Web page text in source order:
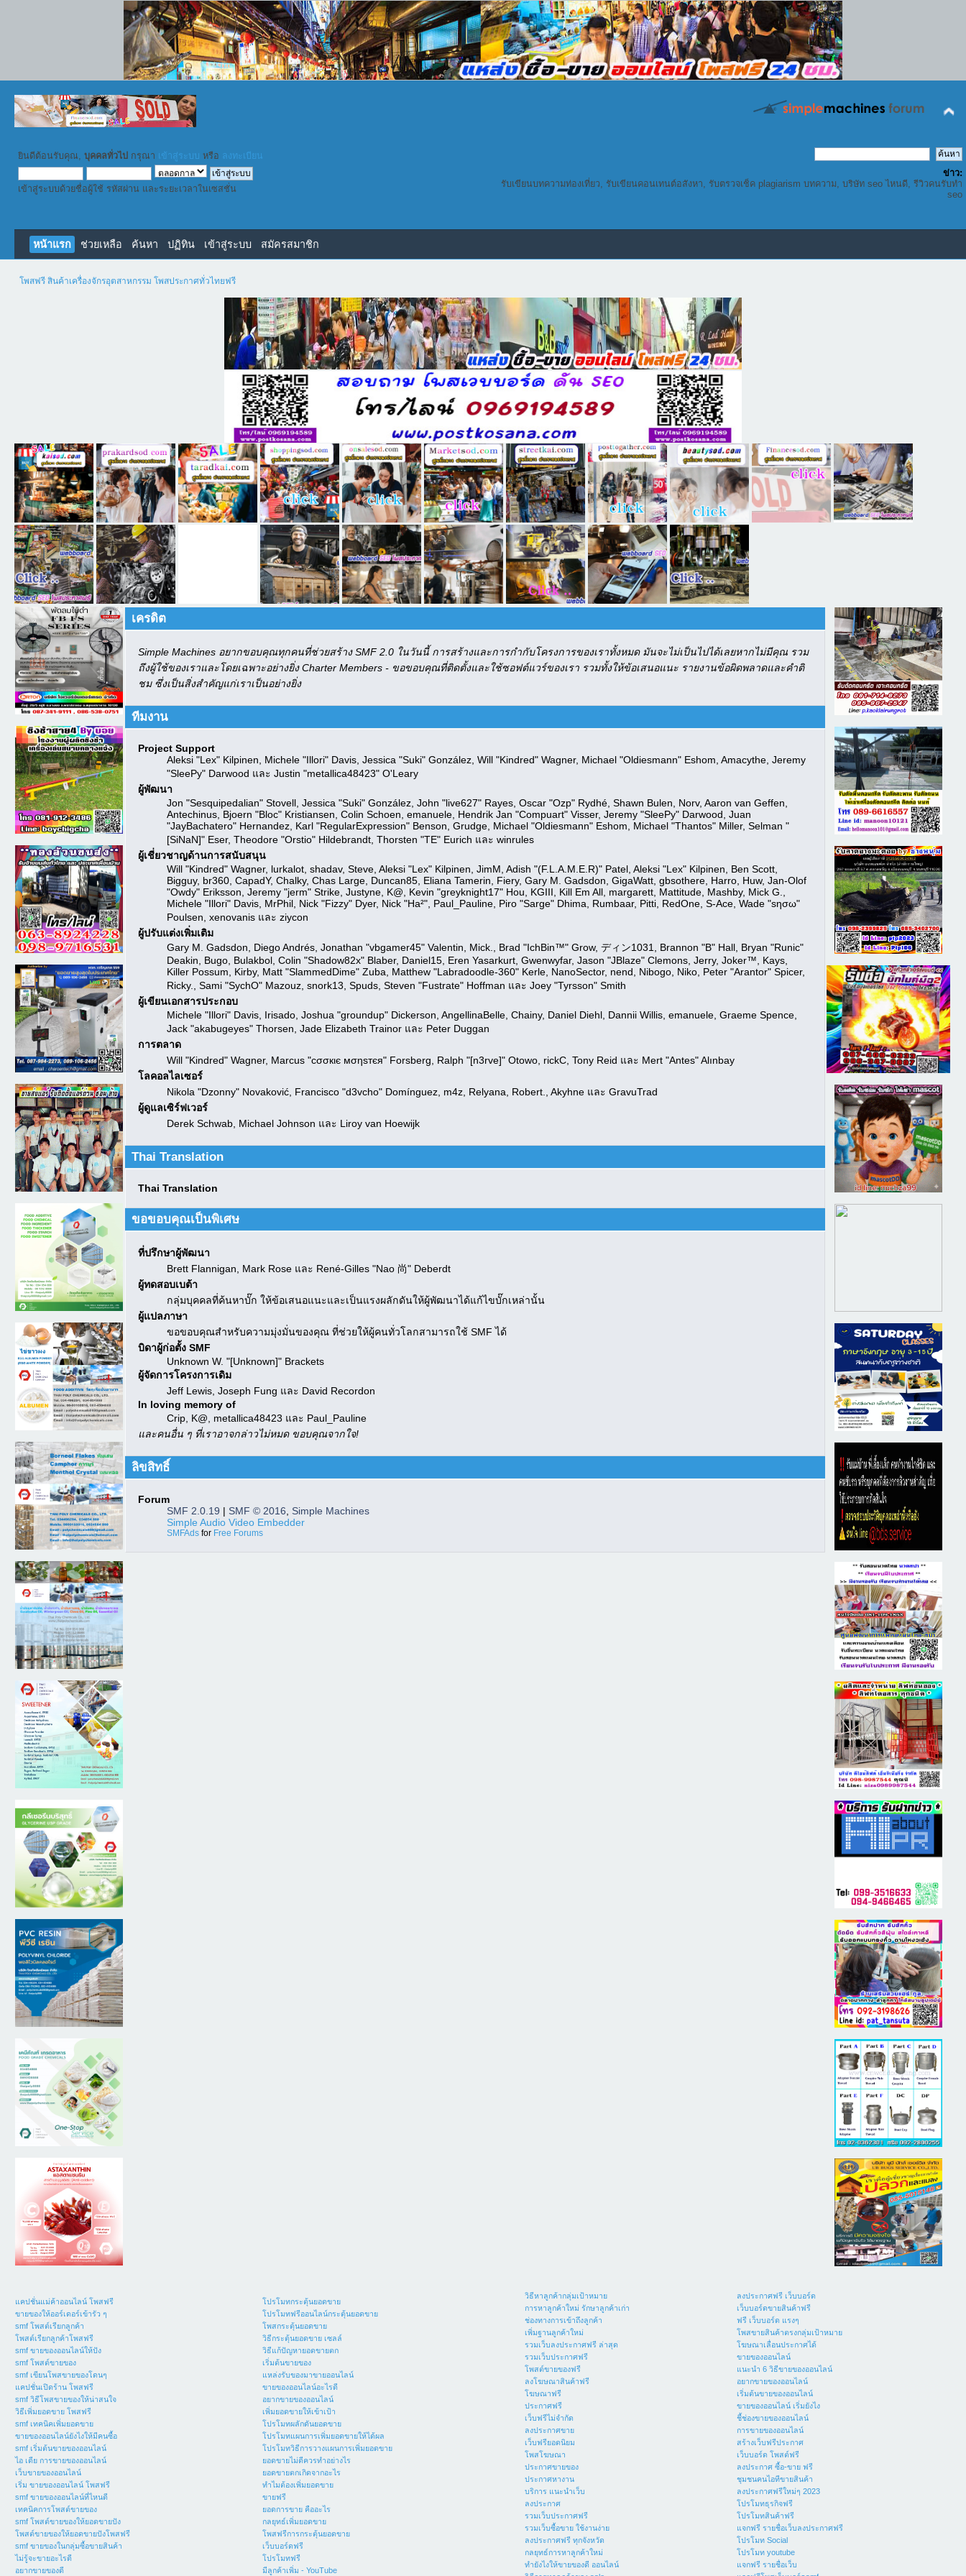
ยินดีต้อนรับคุณ, บุคคลทั่วไป กรุณา เข้าสู่ระบบ หรือ ลงทะเบียน
เข้าสู่ระบบด้วยชื่อผู้ใช้ รหัสผ่าน และระยะเวลาในเซสชั่น
ข่าว:
รับเขียนบทความท่องเที่ยว, รับเขียนคอนเทนต์อสังหา, รับตรวจเช็ค plagiarism บทความ, บริษัท seo ไหนดี, รีวิวคนรับทำ
seo
หน้าแรก ช่วยเหลือ ค้นหา ปฏิทิน เข้าสู่ระบบ สมัครสมาชิก
โพสฟรี สินค้าเครื่องจักรอุตสาหกรรม โพสประกาศทั่วไทยฟรี
เครดิต
Simple Machines อยากขอบคุณทุกคนที่ช่วยสร้าง SMF 2.0 ในวันนี้ การสร้างและการกำกับโครงการของเราทั้งหมด มันจะไม่เป็นไปได้เลยหากไม่มีคุณ รวม
ถึงผู้ใช้ของเราและโดยเฉพาะอย่างยิ่ง Charter Members - ขอขอบคุณที่ติดตั้งและใช้ซอฟต์แวร์ของเรา รวมทั้งให้ข้อเสนอแนะ รายงานข้อผิดพลาดและคำติ
ชม ซึ่งเป็นสิ่งสำคัญแก่เราเป็นอย่างยิ่ง
ทีมงาน
Project Support
Aleksi "Lex" Kilpinen, Michele "Illori" Davis, Jessica "Suki" González, Will "Kindred" Wagner, Michael "Oldiesmann" Eshom, Amacythe, Jeremy
"SleePy" Darwood และ Justin "metallica48423" O'Leary
ผู้พัฒนา
Jon "Sesquipedalian" Stovell, Jessica "Suki" González, John "live627" Rayes, Oscar "Ozp" Rydhé, Shawn Bulen, Norv, Aaron van Geffen,
Antechinus, Bjoern "Bloc" Kristiansen, Colin Schoen, emanuele, Hendrik Jan "Compuart" Visser, Jeremy "SleePy" Darwood, Juan
"JayBachatero" Hernandez, Karl "RegularExpression" Benson, Grudge, Michael "Oldiesmann" Eshom, Michael "Thantos" Miller, Selman "
[SiNaN]" Eser, Theodore "Orstio" Hildebrandt, Thorsten "TE" Eurich และ winrules
ผู้เชี่ยวชาญด้านการสนับสนุน
Will "Kindred" Wagner, lurkalot, shadav, Steve, Aleksi "Lex" Kilpinen, JimM, Adish "(F.L.A.M.E.R)" Patel, Aleksi "Lex" Kilpinen, Ben Scott,
Bigguy, br360, CapadY, Chalky, Chas Large, Duncan85, Eliana Tamerin, Fiery, Gary M. Gadsdon, GigaWatt, gbsothere, Harro, Huw, Jan-Olof
"Owdy" Eriksson, Jeremy "jerm" Strike, Justyne, K@, Kevin "greyknight17" Hou, KGIII, Kill Em All, margarett, Mattitude, Mashby, Mick G.,
Michele "Illori" Davis, MrPhil, Nick "Fizzy" Dyer, Nick "Ha²", Paul_Pauline, Piro "Sarge" Dhima, Rumbaar, Pitti, RedOne, S-Ace, Wade "sησω"
Poulsen, xenovanis และ ziycon
ผู้ปรับแต่งเพิ่มเติม
Gary M. Gadsdon, Diego Andrés, Jonathan "vbgamer45" Valentin, Mick., Brad "IchBin™" Grow, ディン1031, Brannon "B" Hall, Bryan "Runic"
Deakin, Bugo, Bulakbol, Colin "Shadow82x" Blaber, Daniel15, Eren Yasarkurt, Gwenwyfar, Jason "JBlaze" Clemons, Jerry, Joker™, Kays,
Killer Possum, Kirby, Matt "SlammedDime" Zuba, Matthew "Labradoodle-360" Kerle, NanoSector, nend, Nibogo, Niko, Peter "Arantor" Spicer,
Ricky., Sami "SychO" Mazouz, snork13, Spuds, Steven "Fustrate" Hoffman และ Joey "Tyrsson" Smith
ผู้เขียนเอกสารประกอบ
Michele "Illori" Davis, Irisado, Joshua "groundup" Dickerson, AngellinaBelle, Chainy, Daniel Diehl, Dannii Willis, emanuele, Graeme Spence,
Jack "akabugeyes" Thorsen, Jade Elizabeth Trainor และ Peter Duggan
การตลาด
Will "Kindred" Wagner, Marcus "cσσкιє мσηѕтєя" Forsberg, Ralph "[n3rve]" Otowo, rickC, Tony Reid และ Mert "Antes" Alınbay
โลคอลไลเซอร์
Nikola "Dzonny" Novaković, Francisco "d3vcho" Domínguez, m4z, Relyana, Robert., Akyhne และ GravuTrad
ผู้ดูแลเซิร์ฟเวอร์
Derek Schwab, Michael Johnson และ Liroy van Hoewijk
Thai Translation
Thai Translation
ขอขอบคุณเป็นพิเศษ
ที่ปรึกษาผู้พัฒนา
Brett Flannigan, Mark Rose และ René-Gilles "Nao 尚" Deberdt
ผู้ทดสอบเบต้า
กลุ่มบุคคลที่ค้นหาบั๊ก ให้ข้อเสนอแนะและเป็นแรงผลักดันให้ผู้พัฒนาได้แก้ไขบั๊กเหล่านั้น
ผู้แปลภาษา
ขอขอบคุณสำหรับความมุ่งมั่นของคุณ ที่ช่วยให้ผู้คนทั่วโลกสามารถใช้ SMF ได้
บิดาผู้ก่อตั้ง SMF
Unknown W. "[Unknown]" Brackets
ผู้จัดการโครงการเดิม
Jeff Lewis, Joseph Fung และ David Recordon
In loving memory of
Crip, K@, metallica48423 และ Paul_Pauline
และคนอื่น ๆ ที่เราอาจกล่าวไม่หมด ขอบคุณจากใจ!
ลิขสิทธิ์
Forum
SMF 2.0.19 | SMF © 2016
Simple Machines
Simple Audio Video Embedder
SMFAdsfor Free Forums
แคปชั่นแม่ค้าออนไลน์ โพสฟรี
ขายของให้ออร์เดอร์เข้ารัว ๆ
smf โพสต์เรียกลูกค้า
โพสต์เรียกลูกค้าโพสฟรี
smf ขายของออนไลน์ให้ปัง
smf โพสต์ขายของ
smf เขียนโพสขายของโดนๆ
แคปชั่นเปิดร้าน โพสฟรี
smf วิธีโพสขายของให้น่าสนใจ
วิธีเพิ่มยอดขาย โพสฟรี
smf เทคนิคเพิ่มยอดขาย
ขายของออนไลน์ยังไงให้มีคนซื้อ
smf เริ่มต้นขายของออนไลน์
ไอ เดีย การขายของออนไลน์
เว็บขายของออนไลน์
เริ่ม ขายของออนไลน์ โพสฟรี
smf ขายของออนไลน์ที่ไหนดี
เทคนิคการโพสต์ขายของ
smf โพสต์ขายของให้ยอดขายปัง
โพสต์ขายของให้ยอดขายปังโพสฟรี
smf ขายของในกลุ่มซื้อขายสินค้า
ไม่รู้จะขายอะไรดี
อยากขายของดี
โปรโมทกระตุ้นยอดขาย
โปรโมทฟรีออนไลน์กระตุ้นยอดขาย
โพสกระตุ้นยอดขาย
วิธีกระตุ้นยอดขาย เซลล์
วิธีแก้ปัญหายอดขายตก
เริ่มต้นขายของ
แหล่งรับของมาขายออนไลน์
ขายของออนไลน์อะไรดี
อยากขายของออนไลน์
เพิ่มยอดขายให้เข้าเป้า
โปรโมทผลักดันยอดขาย
โปรโมทแผนการเพิ่มยอดขายให้ได้ผล
โปรโมทวิธีการวางแผนการเพิ่มยอดขาย
ยอดขายไม่ดีควรทำอย่างไร
ยอดขายตกเกิดจากอะไร
ทำไมต้องเพิ่มยอดขาย
ขายฟรี
ยอดการขาย คืออะไร
กลยุทธ์เพิ่มยอดขาย
โพสฟรีการกระตุ้นยอดขาย
เว็บบอร์ดฟรี
โปรโมทฟรี
มีลูกค้าเพิ่ม - YouTube
วิธีหาลูกค้ากลุ่มเป้าหมาย
การหาลูกค้าใหม่ รักษาลูกค้าเก่า
ช่องทางการเข้าถึงลูกค้า
เพิ่มฐานลูกค้าใหม่
รวมเว็บลงประกาศฟรี ล่าสุด
รวมเว็บประกาศฟรี
โพสต์ขายของฟรี
ลงโฆษณาสินค้าฟรี
โฆษณาฟรี
ประกาศฟรี
เว็บฟรีไม่จำกัด
ลงประกาศขาย
เว็บฟรียอดนิยม
โพสโฆษณา
ประกาศขายของ
ประกาศหางาน
บริการ แนะนำเว็บ
ลงประกาศ
รวมเว็บประกาศฟรี
รวมเว็บซื้อขาย ใช้งานง่าย
ลงประกาศฟรี ทุกจังหวัด
กลยุทธ์การหาลูกค้าใหม่
ทํายังไงให้ขายของดี ออนไลน์
ลงประกาศฟรี เว็บบอร์ด
เว็บบอร์ดขายสินค้าฟรี
ฟรี เว็บบอร์ด แรงๆ
โพสขายสินค้าตรงกลุ่มเป้าหมาย
โฆษณาเลื่อนประกาศได้
ขายของออนไลน์
แนะนำ 6 วิธีขายของออนไลน์
อยากขายของออนไลน์
เริ่มต้นขายของออนไลน์
ขายของออนไลน์ เริ่มยังไง
ชี้ช่องขายของออนไลน์
การขายของออนไลน์
สร้างเว็บฟรีประกาศ
เว็บบอร์ด โพสต์ฟรี
ลงประกาศ ซื้อ-ขาย ฟรี
ชุมชนคนไอทีขายสินค้า
ลงประกาศฟรีใหม่ๆ 2023
โปรโมทธุรกิจฟรี
โปรโมทสินค้าฟรี
แจกฟรี รายชื่อเว็บลงประกาศฟรี
โปรโมท Social
โปรโมท youtube
แจกฟรี รายชื่อเว็บ